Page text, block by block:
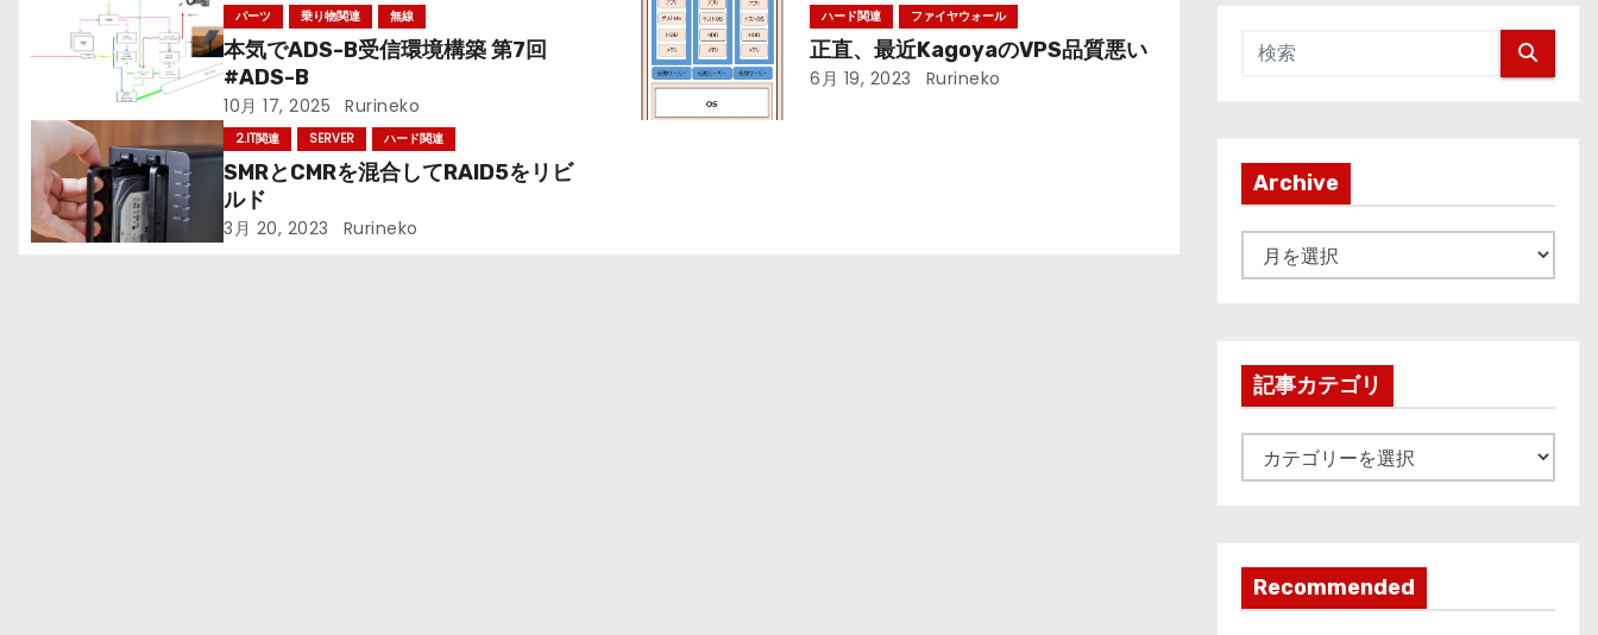
ー
ョ
ン
パーツ
乗り物関連 無線
本気でADS-B受信環境構築 第7回
#ADS-B
10月 17, 2025 Rurineko
ハード関連
ファイヤウォール
正直、最近KagoyaのVPS品質悪い
6月 19, 2023 Rurineko
2.IT関連 SERVER ハード関連
SMRとCMRを混合してRAID5をリビ
ルド
3月 20, 2023 Rurineko
Archive
r
v
記事カテゴリ
事
ゴ
リ
Recommended